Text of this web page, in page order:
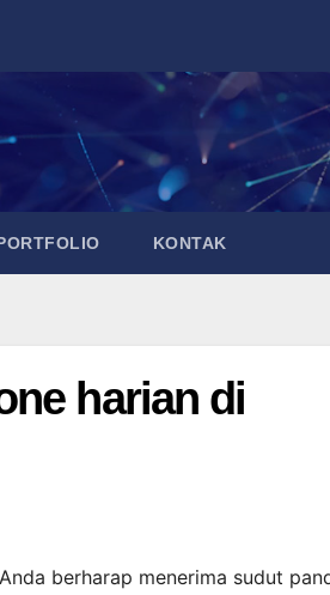
KONTAK
harian di
berharap menerima sudut